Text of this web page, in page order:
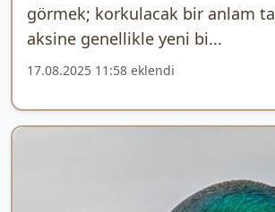
görmek; korkulacak bir anlam
aksine genellikle yeni bi...
17.08.2025 11:58 eklendi